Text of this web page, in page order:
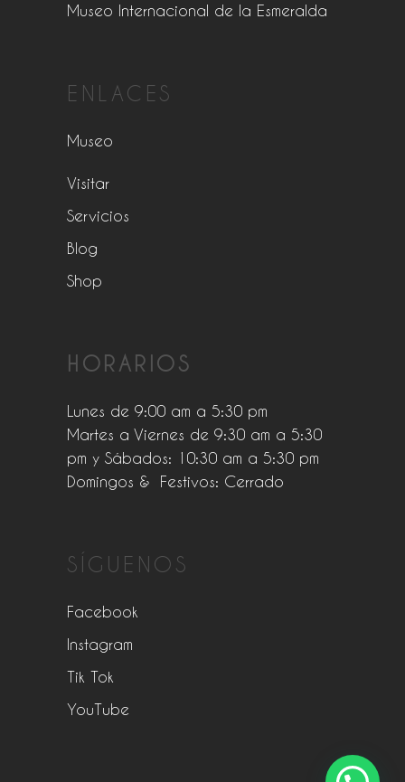
Museo Internacional de la Esmeralda
ENLACES
Museo
Visitar
Servicios
Blog
Shop
HORARIOS
Lunes de 9:00 am a 5:30 pm
Martes a Viernes de 9:30 am a 5:30
pm y Sábados: 10:30 am a 5:30 pm
Domingos & Festivos: Cerrado
SÍGUENOS
Facebook
Instagram
Tik Tok
YouTube